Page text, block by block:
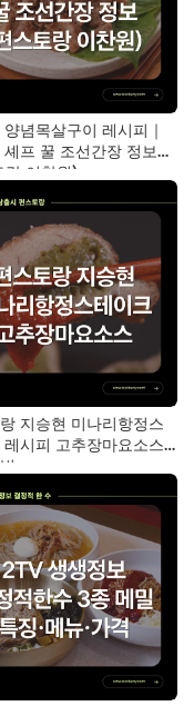
념목살구이 레시피｜
셰프 꿀 조선간장 정보
랑 이찬원)
지승현 미나리항정스
레시피 고추장마요소스